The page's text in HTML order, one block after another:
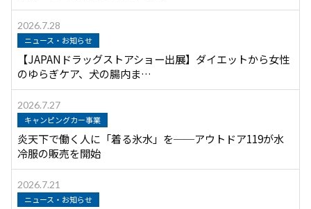
2026.7.28
ニュース・お知らせ
【JAPANドラッグストアショー出展】ダイエットから女性
のゆらぎケア、犬の腸内ま…
2026.7.27
キャンピングカー事業
炎天下で働く人に「着る氷水」を──アウトドア119が水
冷服の販売を開始
2026.7.21
ニュース・お知らせ